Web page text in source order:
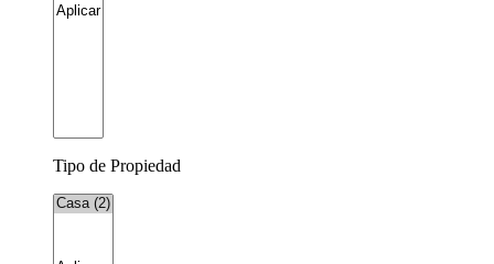
Tipo de Propiedad